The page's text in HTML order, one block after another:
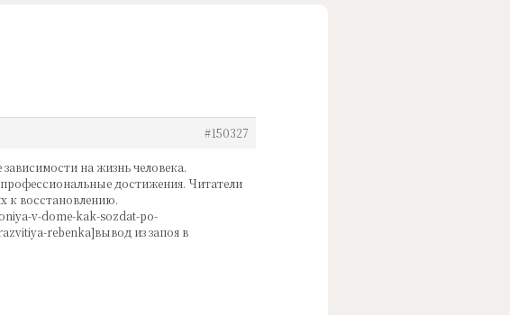
#150327
на жизнь человека.
достижения. Читатели
к восстановлению.
v-dome-kak-sozdat-po-
rebenka]вывод из запоя в